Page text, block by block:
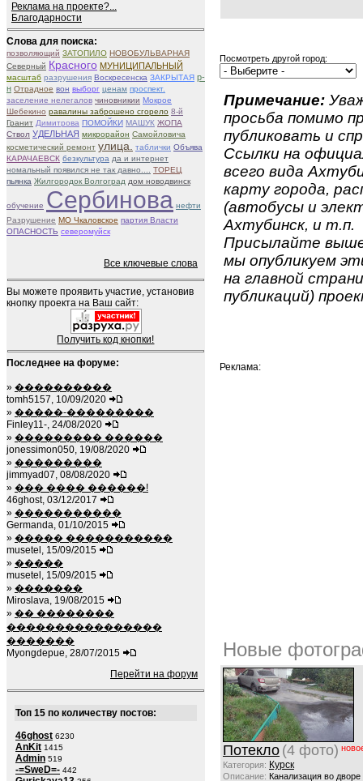
Реклама на проекте?...
Благодарности
Слова для поиска:
позволяющий ЗАТОПИЛО НОВОБУЛЬВАРНАЯ
Северный Красного МУНИЦИПАЛЬНЫЙ
масштаб разрушения Воскресенска ЗАКРЫТАЯ р-
н Отрадное вон выборг ценам проспект.
заселение нелегалов чиновникии Мокрое
Шебекино равалины заброшено сгорело 8-й
Гранит Димитрова ПОМОЙКИ МАШУК ЖОПА
Ствол УДЕЛЬНАЯ микрорайон Самойловича
косметический ремонт улица. таблички Объява
КАРАЧАЕВСК безкультура да и интернет
номальный появился не так давно....
ТОРЕЦ
пьянка Жилгородок Волгоград дом новодвинск
обучение Сербинова нефти
Разрушение МО Чкаловское партия Власти
ОПАСНОСТЬ северомуйск
Все ключевые слова
Вы можете проявить участие, установив
кнопку проекта на Ваш сайт:
Получить код кнопки!
Последнее на форуме:
» ����������
tomh5157, 10/09/2020
» �����-���������
Finley11-, 24/08/2020
» ��������� ������
jonessimon050, 19/08/2020
» ���������
jimmyad07, 08/08/2020
» ��� ���� ������!
46ghost, 03/12/2017
» �����������
Germanda, 01/10/2015
» ����� �����������
musetel, 15/09/2015
» �����
musetel, 15/09/2015
» �������
Miroslava, 19/08/2015
» �� ��������
����������������
�������
Myongdepue, 28/07/2015
Перейти на форум
Топ 15 по количеству постов:
46ghost 6230
AnKit 1415
Admin 519
-=SweD=- 442
Посмотреть другой город:
Примечание:
просьба помимо
публиковать и
Ссылки на
всего вида
карту города,
(автобусы и
Ахтубинск, и т.п.
Присылайте
мы опубликуем
на главной
публикаций)
Реклама:
Новые
Потекло (4 фото)
Категория: Курск
Описание: Канализация во